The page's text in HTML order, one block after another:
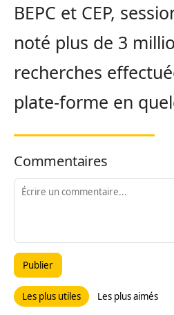
BEPC et CEP,
noté plus de 3
recherches
plate-forme en
Commentaires
Publier
Les plus utiles Les plus aimés